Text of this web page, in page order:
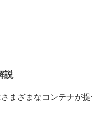
説
まざまなコンテナが